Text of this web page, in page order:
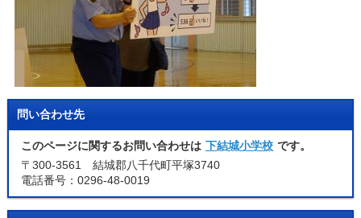
問い合わせ先
このページに関するお問い合わせは 下結城小学校 です。
〒300-3561 結城郡八千代町平塚3740
電話番号：0296-48-0019